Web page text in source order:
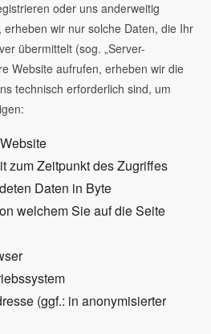
oder uns anderweitig
wir nur solche Daten, die Ihr
übermittelt (sog. „Server-
Website aufrufen, erheben wir die
technisch erforderlich sind, um
zum Zeitpunkt des Zugriffes
Daten in Byte
welchem Sie auf die Seite
(ggf.: in anonymisierter